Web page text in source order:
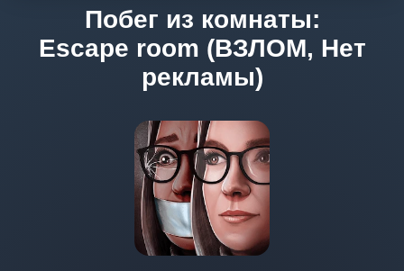
Побег из комнаты:
Escape room (ВЗЛОМ, Нет
рекламы)